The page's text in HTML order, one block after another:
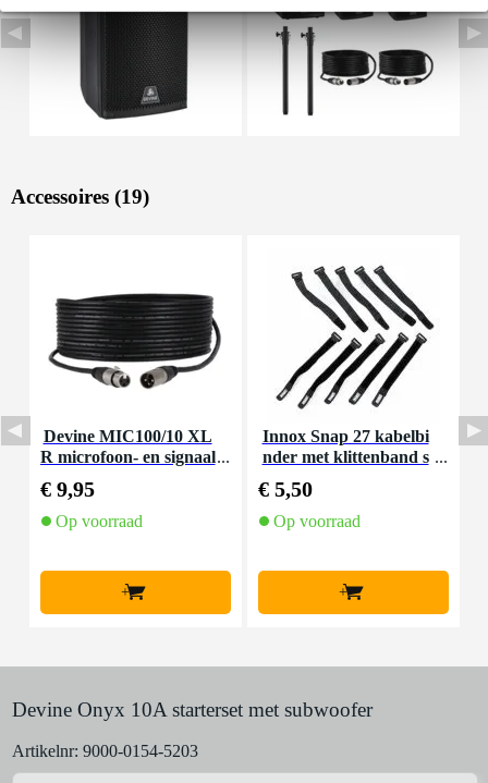
Accessoires (19)
Devine MIC100/10 XL
R microfoon- en signaal
€ 9,95
Op voorraad
+
Innox Snap 27 kabelbi
nder met klittenband s
€ 5,50
Op voorraad
+
Devine Onyx 10A starterset met subwoofer
Artikelnr: 9000-0154-5203